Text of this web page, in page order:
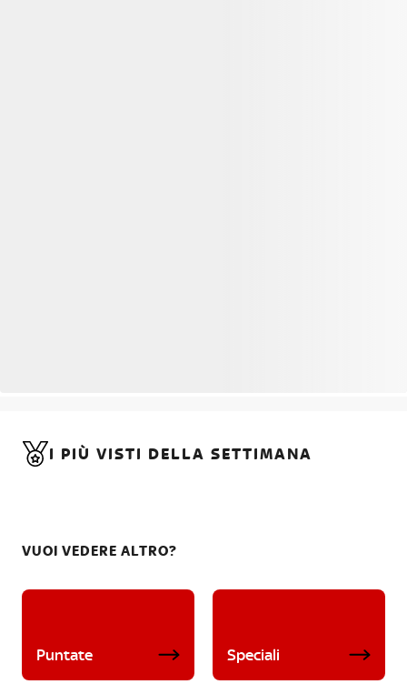
I PIÙ VISTI DELLA SETTIMANA
VUOI VEDERE ALTRO?
Puntate Speciali